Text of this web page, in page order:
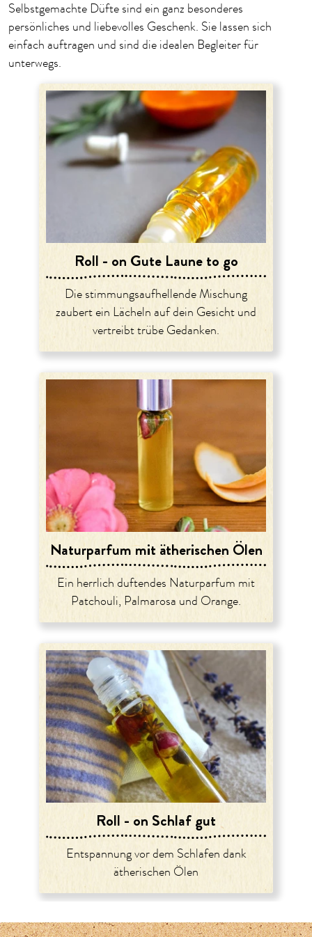
Selbstgemachte Düfte sind ein ganz besonderes
persönliches und liebevolles Geschenk. Sie lassen sich
einfach auftragen und sind die idealen Begleiter für
unterwegs.
Roll - on Gute Laune to go
Die stimmungsaufhellende Mischung
zaubert ein Lächeln auf dein Gesicht und
vertreibt trübe Gedanken.
Naturparfum mit ätherischen Ölen
Ein herrlich duftendes Naturparfum mit
Patchouli, Palmarosa und Orange.
Roll - on Schlaf gut
Entspannung vor dem Schlafen dank
ätherischen Ölen